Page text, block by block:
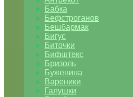
Бабка
Бефстроганов
Бешбармак
Бигус
Биточки
Бифштекс
Бризоль
Буженина
Вареники
Галушки